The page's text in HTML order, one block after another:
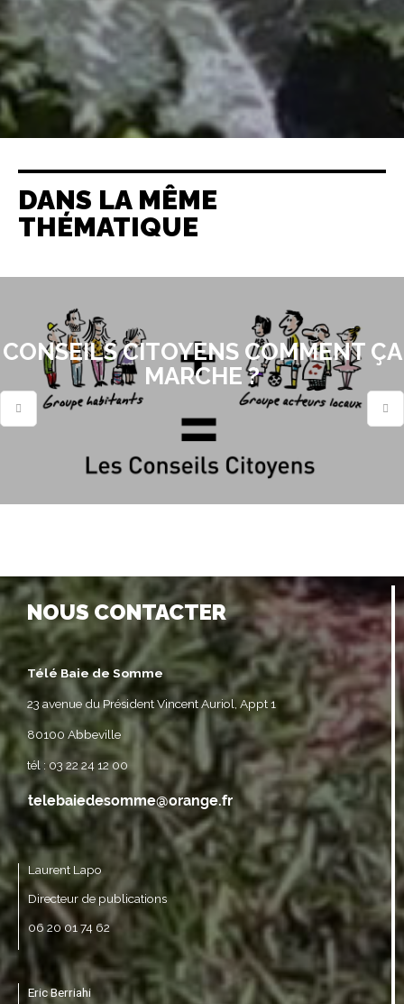
DANS LA MÊME
THÉMATIQUE
CONSEILS CITOYENS COMMENT ÇA
MARCHE ?
NOUS CONTACTER
Télé Baie de Somme
23 avenue du Président Vincent Auriol, Appt 1
80100 Abbeville
tél : 03 22 24 12 00
Laurent Lapo
Directeur de publications
06 20 01 74 62
Eric Berriahi